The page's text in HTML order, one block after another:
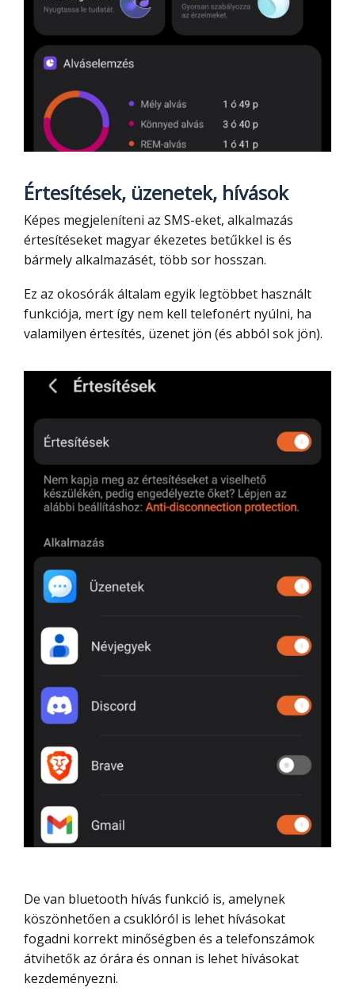
Értesítések, üzenetek, hívások
Képes megjeleníteni az SMS-eket, alkalmazás
értesítéseket magyar ékezetes betűkkel is és
bármely alkalmazásét, több sor hosszan.
Ez az okosórák általam egyik legtöbbet használt
funkciója, mert így nem kell telefonért nyúlni, ha
valamilyen értesítés, üzenet jön (és abból sok jön).
De van bluetooth hívás funkció is, amelynek
köszönhetően a csuklóról is lehet hívásokat
fogadni korrekt minőségben és a telefonszámok
átvihetők az órára és onnan is lehet hívásokat
kezdeményezni.